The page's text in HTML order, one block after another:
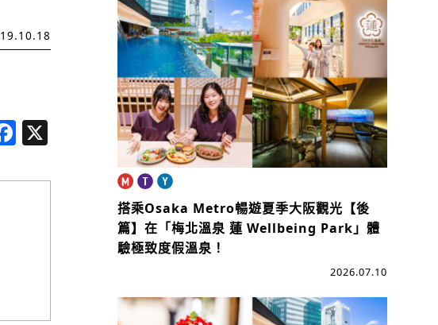
Facebook
搭乘Osaka Metro暢遊夏季大阪觀光【後
篇】在「梅北溫泉 蓮 Wellbeing Park」體
驗極致度假溫泉！
2026.07.10